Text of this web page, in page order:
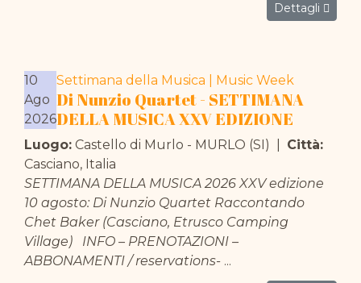
Dettagli
10
Ago
2026
Settimana della Musica | Music Week
Di Nunzio Quartet - SETTIMANA
DELLA MUSICA XXV EDIZIONE
Luogo: Castello di Murlo - MURLO (SI)
Città:
Casciano, Italia
SETTIMANA DELLA MUSICA 2026 XXV edizione
10 agosto: Di Nunzio Quartet Raccontando
Chet Baker (Casciano, Etrusco Camping
Village) INFO – PRENOTAZIONI –
ABBONAMENTI / reservations- ...